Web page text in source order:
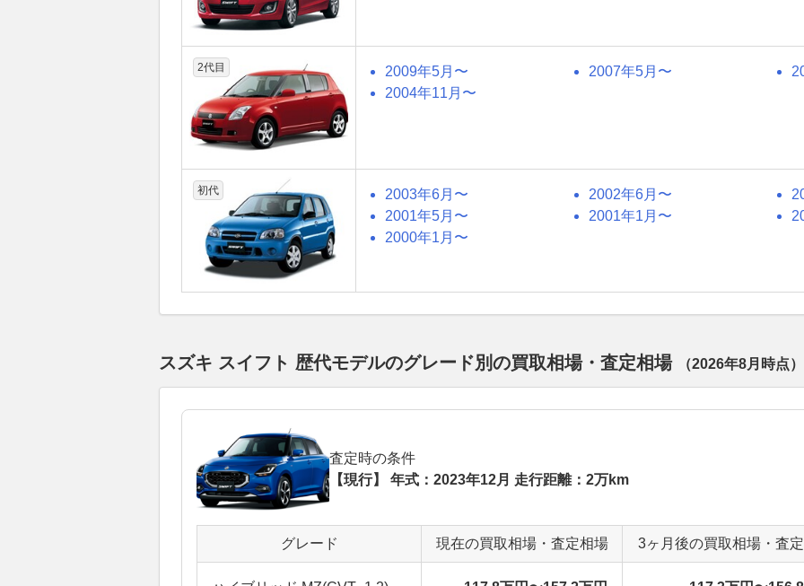
2代目 2009年5月〜 2007年5月〜
2004年11月〜
初代 2003年6月〜 2002年6月〜
2001年5月〜
2001年1月〜
2000年1月〜
スズキ スイフト 歴代モデルのグレード別の買取相場・査定相場 （2026年8月 時点）
査定時の条件
【現行】 年式：2023年12月 走行距離：2万km
グレード 現在の買取相場・査定相場 3ヶ月後の買取相場・査